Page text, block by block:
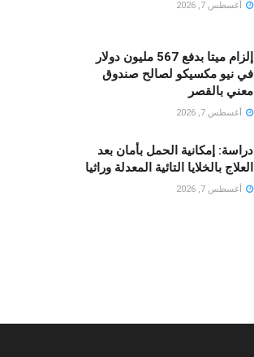
أغسطس 7, 2026
إلزام ميتا بدفع 567 مليون دولار
في نيو مكسيكو لصالح صندوق
معني بالقصر
أغسطس 7, 2026
دراسة: إمكانية الحمل بأمان بعد
العلاج بالخلايا التائية المعدلة وراثيا
أغسطس 7, 2026